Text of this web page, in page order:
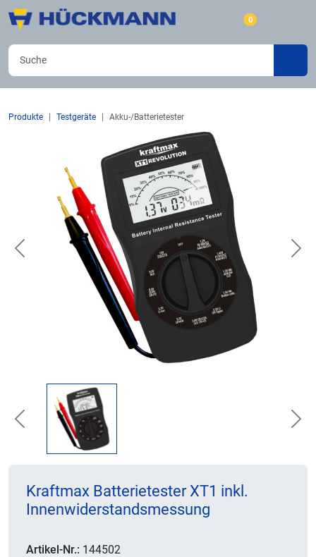
0
Produkte Testgeräte Akku-/Batterietester
Previous
Previous
Kraftmax Batterietester XT1 inkl.
Innenwiderstandsmessung
Artikel-Nr.: 144502